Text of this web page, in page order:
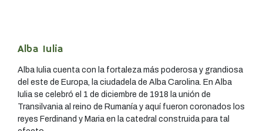
Alba Iulia
Alba Iulia cuenta con la fortaleza más poderosa y grandiosa
del este de Europa, la ciudadela de Alba Carolina. En Alba
Iulia se celebró el 1 de diciembre de 1918 la unión de
Transilvania al reino de Rumanía y aquí fueron coronados los
reyes Ferdinand y Maria en la catedral construida para tal